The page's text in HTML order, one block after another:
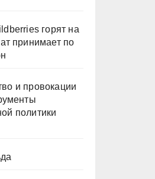
горят на
принимает по
и провокации
политики